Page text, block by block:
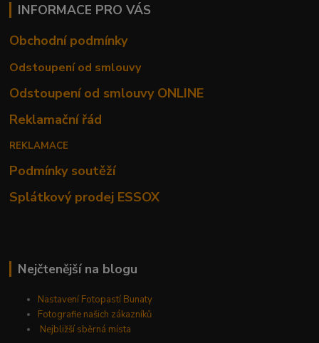
INFORMACE PRO VÁS
Obchodní podmínky
Odstoupení od smlouvy
Odstoupení od smlouvy ONLINE
Reklamační řád
REKLAMACE
Podmínky soutěží
Splátkový prodej ESSOX
Nejčtenější na blogu
Nastavení Fotopastí Bunaty
Fotografie našich zákazníků
Nejbližší sběrná místa